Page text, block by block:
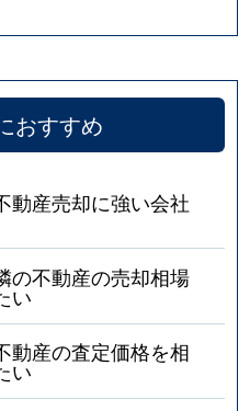
おすすめ
動産売却に強い会社
の不動産の売却相場
い
動産の査定価格を相
い